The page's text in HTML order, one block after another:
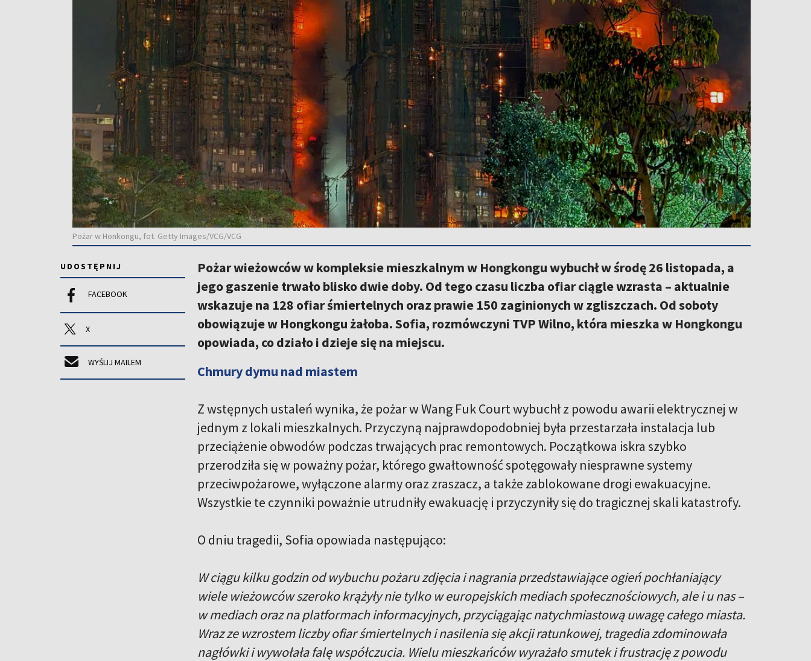
Pożar w Honkongu, fot. Getty Images/VCG/VCG
UDOSTĘPNIJ
FACEBOOK
X
WYŚLIJ MAILEM
Pożar wieżowców w kompleksie mieszkalnym w Hongkongu wybuchł w środę 26 listopada, a
jego gaszenie trwało blisko dwie doby. Od tego czasu liczba ofiar ciągle wzrasta – aktualnie
wskazuje na 128 ofiar śmiertelnych oraz prawie 150 zaginionych w zgliszczach. Od soboty
obowiązuje w Hongkongu żałoba. Sofia, rozmówczyni TVP Wilno, która mieszka w Hongkongu
opowiada, co działo i dzieje się na miejscu.
Chmury dymu nad miastem
Z wstępnych ustaleń wynika, że pożar w Wang Fuk Court wybuchł z powodu awarii elektrycznej w
jednym z lokali mieszkalnych. Przyczyną najprawdopodobniej była przestarzała instalacja lub
przeciążenie obwodów podczas trwających prac remontowych. Początkowa iskra szybko
przerodziła się w poważny pożar, którego gwałtowność spotęgowały niesprawne systemy
przeciwpożarowe, wyłączone alarmy oraz zraszacz, a także zablokowane drogi ewakuacyjne.
Wszystkie te czynniki poważnie utrudniły ewakuację i przyczyniły się do tragicznej skali katastrofy.
O dniu tragedii, Sofia opowiada następująco:
W ciągu kilku godzin od wybuchu pożaru zdjęcia i nagrania przedstawiające ogień pochłaniający
wiele wieżowców szeroko krążyły nie tylko w europejskich mediach społecznościowych, ale i u nas –
w mediach oraz na platformach informacyjnych, przyciągając natychmiastową uwagę całego miasta.
Wraz ze wzrostem liczby ofiar śmiertelnych i nasilenia się akcji ratunkowej, tragedia zdominowała
nagłówki i wywołała falę współczucia. Wielu mieszkańców wyrażało smutek i frustrację z powodu